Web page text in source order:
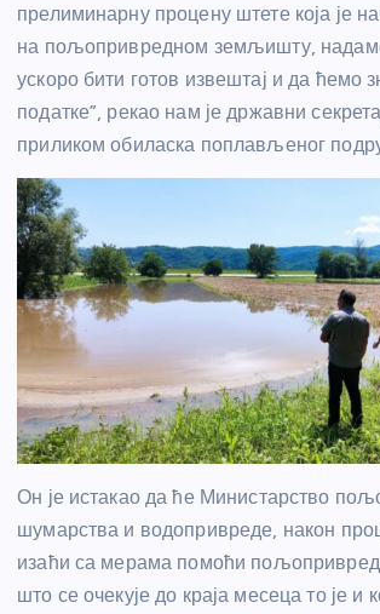
прелиминарну процену штете која је
на пољопривредном земљишту,
ускоро бити готов извештај и да ћемо
податке”, рекао нам је државни
приликом обиласка поплављеног
Он је истакао да ће Министарство
шумарства и водопривреде, након
изаћи са мерама помоћи
што се очекује до краја месеца то је и